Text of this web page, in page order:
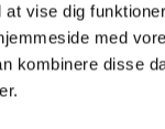
vise dig
med
kombinere disse